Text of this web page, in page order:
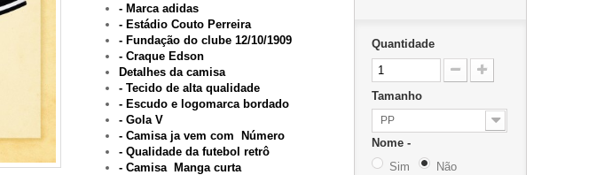
- Marca adidas
- Estádio Couto Perreira
- Fundação do clube 12/10/1909
- Craque Edson
Detalhes da camisa
- Tecido de alta qualidade
- Escudo e logomarca bordado
- Gola V
- Camisa ja vem com Número
- Qualidade da futebol retrô
- Camisa Manga curta
Quantidade
Tamanho
PP
Nome -
Sim
Não